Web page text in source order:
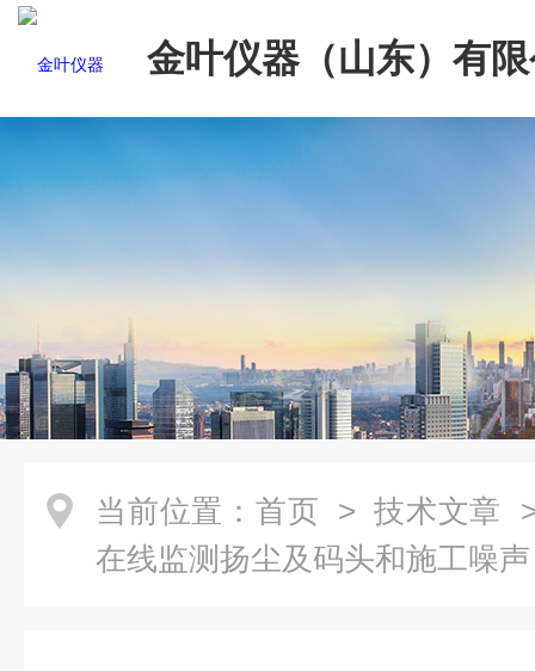
金叶仪器（山东）有
当前位置： 首页 > 技术文章
在线监测扬尘及码头和施工噪声